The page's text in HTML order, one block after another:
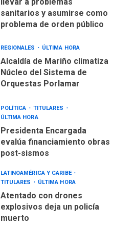
sanitarios y asumirse como
problema de orden público
REGIONALES ÚLTIMA HORA
Alcaldía de Mariño climatiza
Núcleo del Sistema de
Orquestas Porlamar
POLÍTICA
TITULARES
ÚLTIMA HORA
Presidenta Encargada
evalúa financiamiento obras
post-sismos
LATINOAMÉRICA Y CARIBE
TITULARES
ÚLTIMA HORA
Atentado con drones
explosivos deja un policía
muerto